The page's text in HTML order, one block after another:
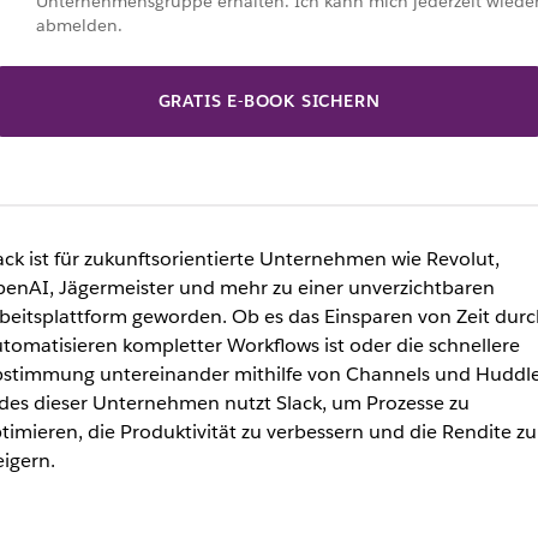
abmelden.
GRATIS E-BOOK SICHERN
ist für zukunftsorientierte Unternehmen wie Revolut,
Jägermeisterund mehr zu einer unverzichtbaren
geworden. Ob es das Einsparen von Zeit
kompletter Workflows ist oder die schnellere
untereinander mithilfe von Channels und
dieser Unternehmen nutzt Slack, um Prozesse zu
die Produktivität zu verbessern und die Rendite zu